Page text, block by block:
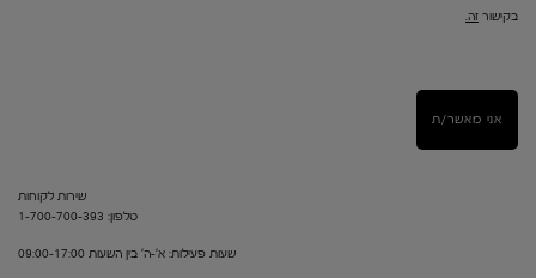
בקישור זה.
אני מאשר/ת
שירות לקוחות
טלפון: 1-700-700-393
שעות פעילות: א'-ה' בין השעות 09:00-17:00